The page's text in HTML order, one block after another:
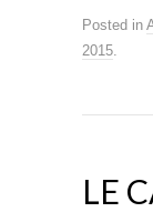
Posted in
2015.
LE